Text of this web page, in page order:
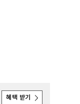
혜택 받기